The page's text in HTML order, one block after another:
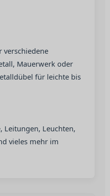
verschiedene
Mauerwerk oder
für leichte bis
Leitungen, Leuchten,
vieles mehr im